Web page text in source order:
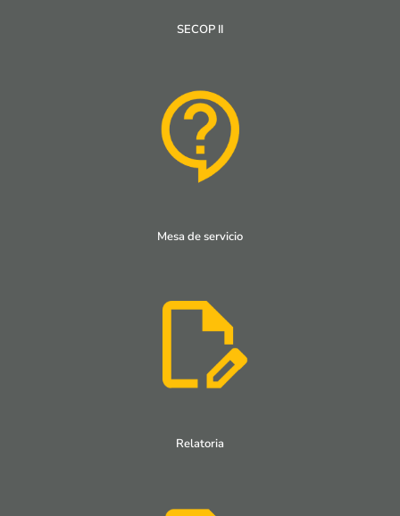
SECOP II
Mesa de servicio
Relatoria